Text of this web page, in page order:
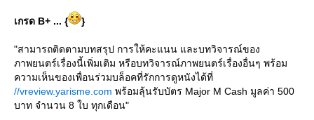
เกรด B+ ... { }
"สามารถติดตามบทสรุป การให้คะแนน และบทวิจารณ์ของ
ภาพยนตร์เรื่องนี้เพิ่มเติม หรือบทวิจารณ์ภาพยนตร์เรื่องอื่นๆ พร้อม
ความเห็นของเพื่อนร่วมบล็อคที่รักการดูหนังได้ที่
//vreview.yarisme.com พร้อมลุ้นรับบัตร Major M Cash มูลค่า 500
บาท จำนวน 8 ใบ ทุกเดือน"